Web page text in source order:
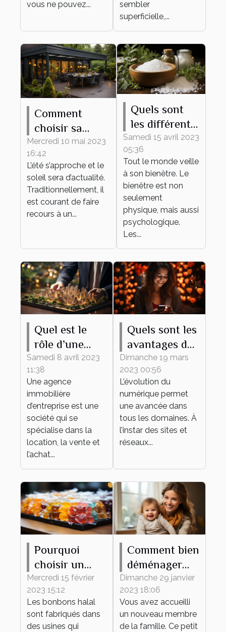
vous ne pouvez...
sembler
superficielle,...
Comment
choisir sa
pergola
bioclimatique ?
Mercredi 10 mai 2023
16:42
L’été s’approche et le
soleil sera d’actualité.
Traditionnellement, il
est courant de faire
recours à un...
Quels sont
les différents
bienfaits des
sels de bain ?
Samedi 15 avril 2023
05:36
Tout le monde veille
à son bienêtre. Le
bienêtre est non
seulement
physique, mais aussi
psychologique.
Les...
Quel est le
rôle d’une
agence
immobilière
d’entreprise ?
Samedi 8 avril 2023
11:38
Une agence
immobilière
d’entreprise est une
société qui se
spécialise dans la
location, la vente et
l’achat...
Quels sont les
avantages du
recours à un
site de
rencontre ?
Dimanche 19 mars
2023 00:56
L’évolution du
numérique permet
une avancée dans
tous les domaines. À
l’instar des sites et
réseaux...
Pourquoi
choisir un
bonbon halal
?
Mercredi 15 février
2023 15:12
Les bonbons halal
sont fabriqués dans
des usines qui
Comment bien
déménager
avec votre
bébé ?
Dimanche 29 janvier
2023 18:06
Vous avez accueilli
un nouveau membre
de la famille. Ce petit